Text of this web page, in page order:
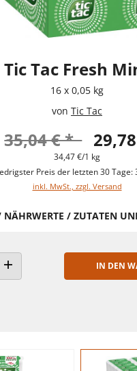
Tic Tac Fresh
16 x 0,05 kg
von Tic Tac
35,04 € *
34,47 €/1 kg
Preis der letzten 30 Tage:
inkl. MwSt., zzgl. Versand
NÄHRWERTE / ZUTATEN
ANZAHL ERHÖHEN
IN DEN